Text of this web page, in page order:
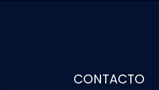
CONTACTO